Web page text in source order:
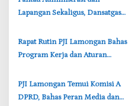
p
s
Lapangan Sekaligus, Dansatgas
Rampung Tepat Waktu
Rapat Rutin PJI Lamongan Bahas
Program Kerja dan Aturan
‎PJI Lamongan Temui Komisi A
DPRD, Bahas Peran Media dan